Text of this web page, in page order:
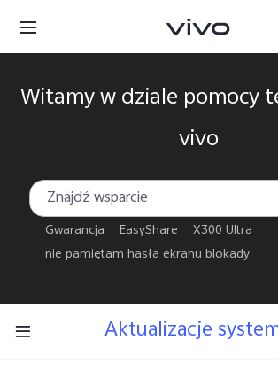
Witamy w dziale pomocy
vivo
Gwarancja EasyShare
X300 Ultra
nie pamiętam hasła ekranu blokady
Aktualizacje